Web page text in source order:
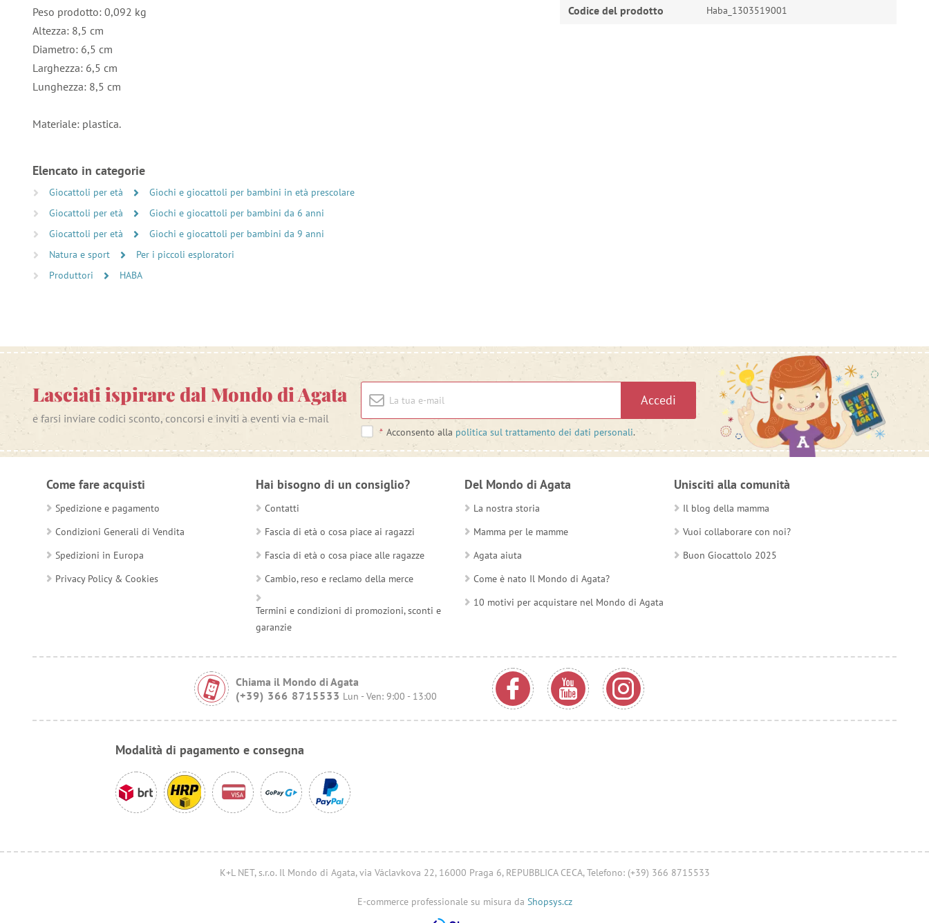
Peso prodotto: 0,092 kg
Altezza: 8,5 cm
Diametro: 6,5 cm
Larghezza: 6,5 cm
Lunghezza: 8,5 cm
Materiale: plastica.
Elencato in categorie
Giocattoli per età
Giochi e giocattoli per bambini in età prescolare
Giocattoli per età
Giochi e giocattoli per bambini da 6 anni
Giocattoli per età
Giochi e giocattoli per bambini da 9 anni
Natura e sport
Per i piccoli esploratori
Produttori
HABA
Codice del prodotto Haba_1303519001
Lasciati ispirare dal Mondo di Agata
e farsi inviare codici sconto, concorsi e inviti a eventi via e-mail
Accedi
* Acconsento alla politica sul trattamento dei dati personali.
Come fare acquisti
Spedizione e pagamento
Condizioni Generali di Vendita
Spedizioni in Europa
Privacy Policy & Cookies
Hai bisogno di un consiglio?
Contatti
Fascia di età o cosa piace ai ragazzi
Fascia di età o cosa piace alle ragazze
Cambio, reso e reclamo della merce
Termini e condizioni di promozioni, sconti e
garanzie
Del Mondo di Agata
La nostra storia
Mamma per le mamme
Agata aiuta
Come è nato Il Mondo di Agata?
10 motivi per acquistare nel Mondo di Agata
Unisciti alla comunità
Il blog della mamma
Vuoi collaborare con noi?
Buon Giocattolo 2025
Chiama il Mondo di Agata
(+39) 366 8715533 Lun - Ven: 9:00 - 13:00
Modalità di pagamento e consegna
K+L NET, s.r.o. Il Mondo di Agata, via Václavkova 22, 16000 Praga 6, REPUBBLICA CECA, Telefono: (+39) 366 8715533
E-commerce professionale su misura da Shopsys.cz